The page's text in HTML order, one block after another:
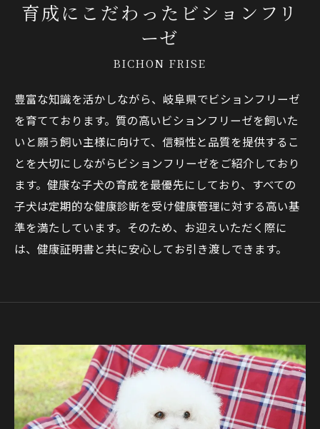
育成にこだわったビションフリ
ーゼ
BICHON FRISE
豊富な知識を活かしながら、岐阜県でビションフリーゼ
を育てております。質の高いビションフリーゼを飼いた
いと願う飼い主様に向けて、信頼性と品質を提供するこ
とを大切にしながらビションフリーゼをご紹介しており
ます。健康な子犬の育成を最優先にしており、すべての
子犬は定期的な健康診断を受け健康管理に対する高い基
準を満たしています。そのため、お迎えいただく際に
は、健康証明書と共に安心してお引き渡しできます。